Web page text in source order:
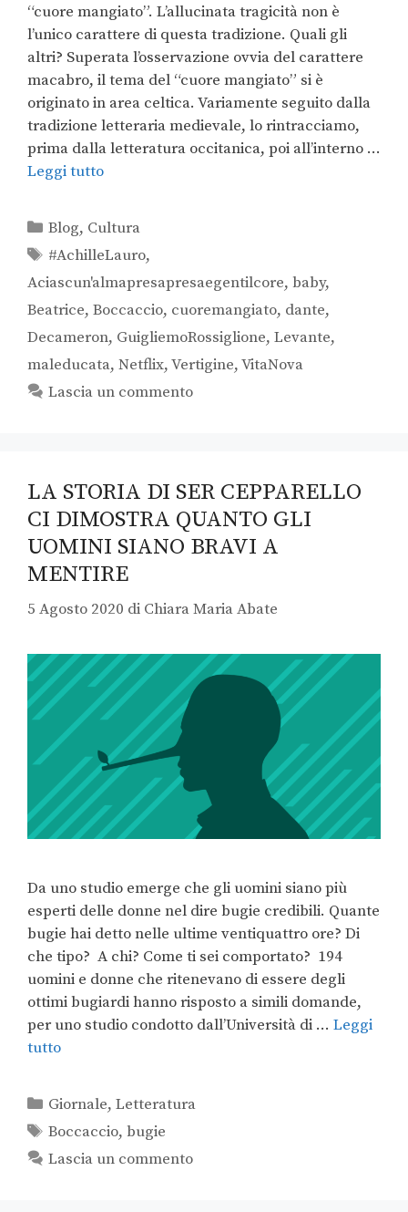
“cuore mangiato”. L’allucinata tragicità non è
l’unico carattere di questa tradizione. Quali gli
altri? Superata l’osservazione ovvia del carattere
macabro, il tema del “cuore mangiato” si è
originato in area celtica. Variamente seguito dalla
tradizione letteraria medievale, lo rintracciamo,
prima dalla letteratura occitanica, poi all’interno …
Leggi tutto
Blog, Cultura
#AchilleLauro,
Aciascun'almapresapresaegentilcore, baby,
Beatrice, Boccaccio, cuoremangiato, dante,
Decameron, GuigliemoRossiglione, Levante,
maleducata, Netflix,Vertigine,VitaNova
Lascia un commento
LA STORIA DI SER CEPPARELLO
CI DIMOSTRA QUANTO GLI
UOMINI SIANO BRAVI A
MENTIRE
5 Agosto 2020 di Chiara Maria Abate
Da uno studio emerge che gli uomini siano più
esperti delle donne nel dire bugie credibili. Quante
bugie hai detto nelle ultime ventiquattro ore? Di
che tipo? A chi? Come ti sei comportato? 194
uomini e donne che ritenevano di essere degli
ottimi bugiardi hanno risposto a simili domande,
per uno studio condotto dall’Università di … Leggi
tutto
Giornale,Letteratura
Boccaccio,bugie
Lascia un commento